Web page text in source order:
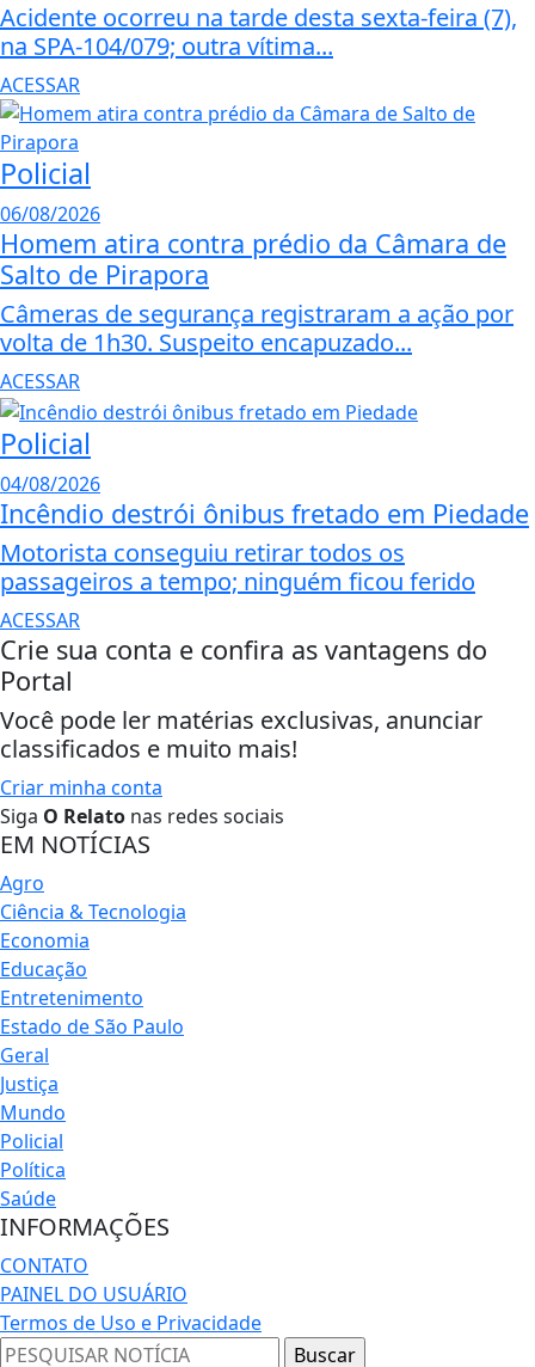
Acidente ocorreu na tarde desta sexta-feira (7),
na SPA-104/079; outra vítima...
ACESSAR
Policial
06/08/2026
Homem atira contra prédio da Câmara de
Salto de Pirapora
Câmeras de segurança registraram a ação por
volta de 1h30. Suspeito encapuzado...
ACESSAR
Policial
04/08/2026
Incêndio destrói ônibus fretado em Piedade
Motorista conseguiu retirar todos os
passageiros a tempo; ninguém ficou ferido
ACESSAR
Crie sua conta e confira as vantagens do
Portal
Você pode ler matérias exclusivas, anunciar
classificados e muito mais!
Criar minha conta
Siga O Relato nas redes sociais
EM NOTÍCIAS
Agro
Ciência & Tecnologia
Economia
Educação
Entretenimento
Estado de São Paulo
Geral
Justiça
Mundo
Policial
Política
Saúde
INFORMAÇÕES
CONTATO
PAINEL DO USUÁRIO
Termos de Uso e Privacidade